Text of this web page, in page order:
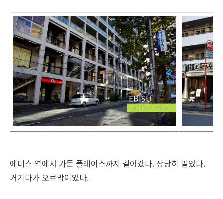
에비스 역에서 가든 플레이스까지 걸어갔다. 상당히 멀었다.
거기다가 오르막이었다.